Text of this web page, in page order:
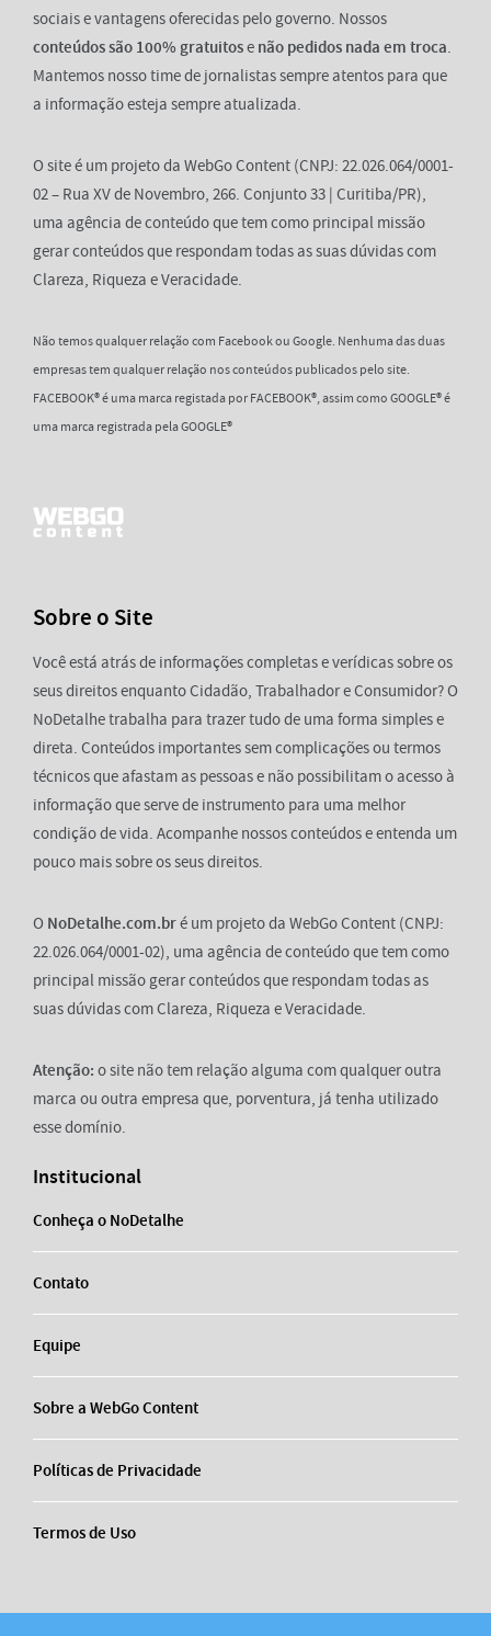
sociais e vantagens oferecidas pelo governo. Nossos
conteúdos são 100% gratuitose não pedidos nada em troca.
Mantemos nosso time de jornalistas sempre atentos para que
a informação esteja sempre atualizada.
O site é um projeto da WebGo Content (CNPJ: 22.026.064/0001-
02 – Rua XV de Novembro, 266. Conjunto 33 | Curitiba/PR),
uma agência de conteúdo que tem como principal missão
gerar conteúdos que respondam todas as suas dúvidas com
Clareza, Riqueza e Veracidade.
Não temos qualquer relação com Facebook ou Google. Nenhuma das duas
empresas tem qualquer relação nos conteúdos publicados pelo site.
FACEBOOK® é uma marca registada por FACEBOOK®, assim como GOOGLE® é
uma marca registrada pela GOOGLE®
Sobre o Site
Você está atrás de informações completas e verídicas sobre os
seus direitos enquanto Cidadão, Trabalhador e Consumidor? O
NoDetalhe trabalha para trazer tudo de uma forma simples e
direta. Conteúdos importantes sem complicações ou termos
técnicos que afastam as pessoas e não possibilitam o acesso à
informação que serve de instrumento para uma melhor
condição de vida. Acompanhe nossos conteúdos e entenda um
pouco mais sobre os seus direitos.
O NoDetalhe.com.bré um projeto da WebGo Content (CNPJ:
22.026.064/0001-02), uma agência de conteúdo que tem como
principal missão gerar conteúdos que respondam todas as
suas dúvidas com Clareza, Riqueza e Veracidade.
Atenção: o site não tem relação alguma com qualquer outra
marca ou outra empresa que, porventura, já tenha utilizado
esse domínio.
Institucional
Conheça o NoDetalhe
Contato
Equipe
Sobre a WebGo Content
Políticas de Privacidade
Termos de Uso